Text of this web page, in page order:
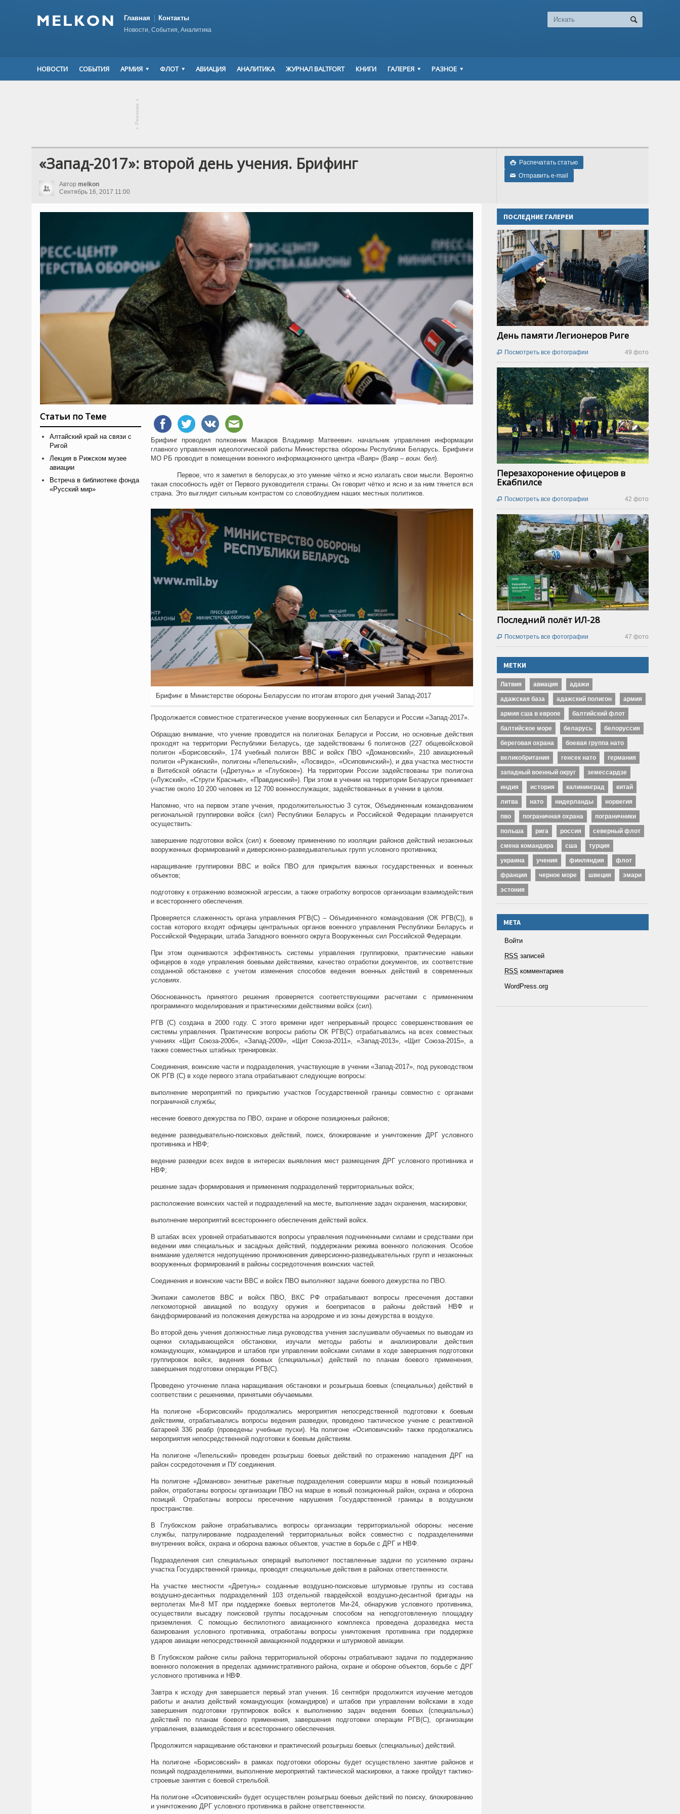
Главная Контакты
Новости, События, Аналитика
НОВОСТИ СОБЫТИЯ АРМИЯ ФЛОТ АВИАЦИЯ АНАЛИТИКА ЖУРНАЛ BALTFORT КНИГИ ГАЛЕРЕЯ РАЗНОЕ
▾
Реклама
▾
 Распечатать статью
✉ Отправить e-mail
«Запад-2017»: второй день учения. Брифинг
Автор melkon
Сентябрь 16, 2017 11:00
Статьи по Теме
Алтайский край на связи с
Ригой
Лекция в Рижском музее
авиации
Встреча в библиотеке фонда
«Русский мир»
Брифинг проводил полковник Макаров Владимир Матвеевич. начальник управления информации
главного управления идеологической работы Министерства обороны Республики Беларусь. Брифинги
МО РБ проводит в помещении военного информационного центра «Ваяр» (Ваяр – воин. бел).
Первое, что я заметил в белорусах,ю это умение чётко и ясно излагать свои мысли. Вероятно
такая способность идёт от Первого руководителя страны. Он говорит чётко и ясно и за ним тянется вся
страна. Это выглядит сильным контрастом со словоблудием наших местных политиков.
Брифинг в Министерстве обороны Беларуссии по итогам второго дня учений Запад-2017
Продолжается совместное стратегическое учение вооруженных сил Беларуси и России «Запад-2017».
Обращаю внимание, что учение проводится на полигонах Беларуси и России, но основные действия
проходят на территории Республики Беларусь, где задействованы 6 полигонов (227 общевойсковой
полигон «Борисовский», 174 учебный полигон ВВС и войск ПВО «Домановский», 210 авиационный
полигон «Ружанский», полигоны «Лепельский», «Лосвидо», «Осиповичский»), и два участка местности
в Витебской области («Дретунь» и «Глубокое»). На территории России задействованы три полигона
(«Лужский», «Струги Красные», «Правдинский»). При этом в учении на территории Беларуси принимает
участие около 10 200 человек из 12 700 военнослужащих, задействованных в учении в целом.
Напомню, что на первом этапе учения, продолжительностью 3 суток, Объединенным командованием
региональной группировки войск (сил) Республики Беларусь и Российской Федерации планируется
осуществить:
завершение подготовки войск (сил) к боевому применению по изоляции районов действий незаконных
вооруженных формирований и диверсионно-разведывательных групп условного противника;
наращивание группировки ВВС и войск ПВО для прикрытия важных государственных и военных
объектов;
подготовку к отражению возможной агрессии, а также отработку вопросов организации взаимодействия
и всестороннего обеспечения.
Проверяется слаженность органа управления РГВ(С) – Объединенного командования (ОК РГВ(С)), в
состав которого входят офицеры центральных органов военного управления Республики Беларусь и
Российской Федерации, штаба Западного военного округа Вооруженных сил Российской Федерации.
При этом оцениваются эффективность системы управления группировки, практические навыки
офицеров в ходе управления боевыми действиями, качество отработки документов, их соответствие
созданной обстановке с учетом изменения способов ведения военных действий в современных
условиях.
Обоснованность принятого решения проверяется соответствующими расчетами с применением
программного моделирования и практическими действиями войск (сил).
РГВ (С) создана в 2000 году. С этого времени идет непрерывный процесс совершенствования ее
системы управления. Практические вопросы работы ОК РГВ(С) отрабатывались на всех совместных
учениях «Щит Союза-2006», «Запад-2009», «Щит Союза-2011», «Запад-2013», «Щит Союза-2015», а
также совместных штабных тренировках.
Соединения, воинские части и подразделения, участвующие в учении «Запад-2017», под руководством
ОК РГВ (С) в ходе первого этапа отрабатывают следующие вопросы:
выполнение мероприятий по прикрытию участков Государственной границы совместно с органами
пограничной службы;
несение боевого дежурства по ПВО, охране и обороне позиционных районов;
ведение разведывательно-поисковых действий, поиск, блокирование и уничтожение ДРГ условного
противника и НВФ;
ведение разведки всех видов в интересах выявления мест размещения ДРГ условного противника и
НВФ;
решение задач формирования и применения подразделений территориальных войск;
расположение воинских частей и подразделений на месте, выполнение задач охранения, маскировки;
выполнение мероприятий всестороннего обеспечения действий войск.
В штабах всех уровней отрабатываются вопросы управления подчиненными силами и средствами при
ведении ими специальных и засадных действий, поддержании режима военного положения. Особое
внимание уделяется недопущению проникновения диверсионно-разведывательных групп и незаконных
вооруженных формирований в районы сосредоточения воинских частей.
Соединения и воинские части ВВС и войск ПВО выполняют задачи боевого дежурства по ПВО.
Экипажи самолетов ВВС и войск ПВО, ВКС РФ отрабатывают вопросы пресечения доставки
легкомоторной авиацией по воздуху оружия и боеприпасов в районы действий НВФ и
бандформирований из положения дежурства на аэродроме и из зоны дежурства в воздухе.
Во второй день учения должностные лица руководства учения заслушивали обучаемых по выводам из
оценки складывающейся обстановки, изучали методы работы и анализировали действия
командующих, командиров и штабов при управлении войсками силами в ходе завершения подготовки
группировок войск, ведения боевых (специальных) действий по планам боевого применения,
завершения подготовки операции РГВ(С).
Проведено уточнение плана наращивания обстановки и розыгрыша боевых (специальных) действий в
соответствии с решениями, принятыми обучаемыми.
На полигоне «Борисовский» продолжались мероприятия непосредственной подготовки к боевым
действиям, отрабатывались вопросы ведения разведки, проведено тактическое учение с реактивной
батареей 336 реабр (проведены учебные пуски). На полигоне «Осиповичский» также продолжались
мероприятия непосредственной подготовки к боевым действиям.
На полигоне «Лепельский» проведен розыгрыш боевых действий по отражению нападения ДРГ на
район сосредоточения и ПУ соединения.
На полигоне «Доманово» зенитные ракетные подразделения совершили марш в новый позиционный
район, отработаны вопросы организации ПВО на марше в новый позиционный район, охрана и оборона
позиций. Отработаны вопросы пресечение нарушения Государственной границы в воздушном
пространстве.
В Глубокском районе отрабатывались вопросы организации территориальной обороны: несение
службы, патрулирование подразделений территориальных войск совместно с подразделениями
внутренних войск, охрана и оборона важных объектов, участие в борьбе с ДРГ и НВФ.
Подразделения сил специальных операций выполняют поставленные задачи по усилению охраны
участка Государственной границы, проводят специальные действия в районах ответственности.
На участке местности «Дретунь» созданные воздушно-поисковые штурмовые группы из состава
воздушно-десантных подразделений 103 отдельной гвардейской воздушно-десантной бригады на
вертолетах Ми-8 МТ при поддержке боевых вертолетов Ми-24, обнаружив условного противника,
осуществили высадку поисковой группы посадочным способом на неподготовленную площадку
приземления. С помощью беспилотного авиационного комплекса проведена доразведка места
базирования условного противника, отработаны вопросы уничтожения противника при поддержке
ударов авиации непосредственной авиационной поддержки и штурмовой авиации.
В Глубокском районе силы района территориальной обороны отрабатывают задачи по поддержанию
военного положения в пределах административного района, охране и обороне объектов, борьбе с ДРГ
условного противника и НВФ.
Завтра к исходу дня завершается первый этап учения. 16 сентября продолжится изучение методов
работы и анализ действий командующих (командиров) и штабов при управлении войсками в ходе
завершения подготовки группировок войск к выполнению задач ведения боевых (специальных)
действий по планам боевого применения, завершения подготовки операции РГВ(С), организации
управления, взаимодействия и всестороннего обеспечения.
Продолжится наращивание обстановки и практический розыгрыш боевых (специальных) действий.
На полигоне «Борисовский» в рамках подготовки обороны будет осуществлено занятие районов и
позиций подразделениями, выполнение мероприятий тактической маскировки, а также пройдут тактико-
строевые занятия с боевой стрельбой.
На полигоне «Осиповичский» будет осуществлен розыгрыш боевых действий по поиску, блокированию
и уничтожению ДРГ условного противника в районе ответственности.
ПОСЛЕДНИЕ ГАЛЕРЕИ
День памяти Легионеров Риге
49 фото
 Посмотреть все фотографии
Перезахоронение офицеров в
Екабпилсе
42 фото
 Посмотреть все фотографии
Последний полёт ИЛ-28
47 фото
 Посмотреть все фотографии
МЕТКИ
Латвия авиация адажи
адажская база адажский полигон армия
армия сша в европе балтийский флот
балтийское море беларусь белоруссия
береговая охрана боевая группа нато
великобритания генсек нато германия
западный военный округ земессардзе
индия история калининград китай
литва нато нидерланды норвегия
пво пограничная охрана пограничники
польша рига россия северный флот
смена командира сша турция
украина учения финляндия флот
франция черное море швеция эмари
эстония
МЕТА
Войти
RSS записей
RSS комментариев
WordPress.org